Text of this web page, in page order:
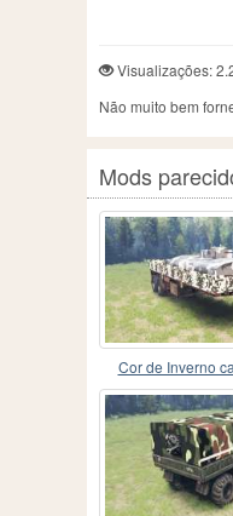
Visualizações:
Não muito bem
Mods
Cor de Inverno
semi-